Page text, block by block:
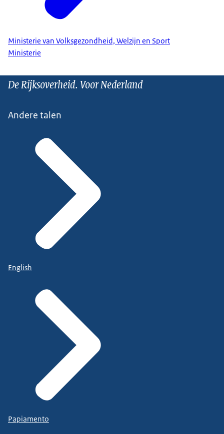
Ministerie van Volksgezondheid, Welzijn en Sport
Ministerie
De Rijksoverheid. Voor Nederland
Andere talen
English
Papiamento